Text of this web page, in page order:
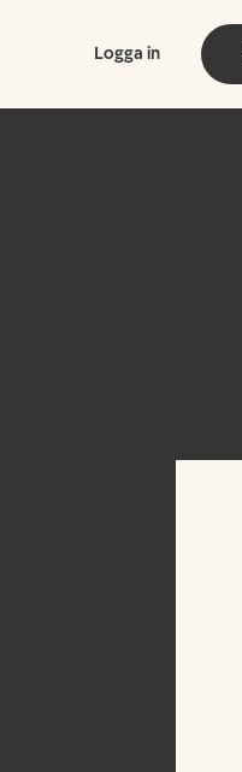
Logga in